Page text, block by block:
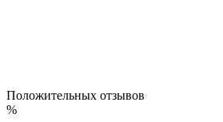
Положительных отзывов
%